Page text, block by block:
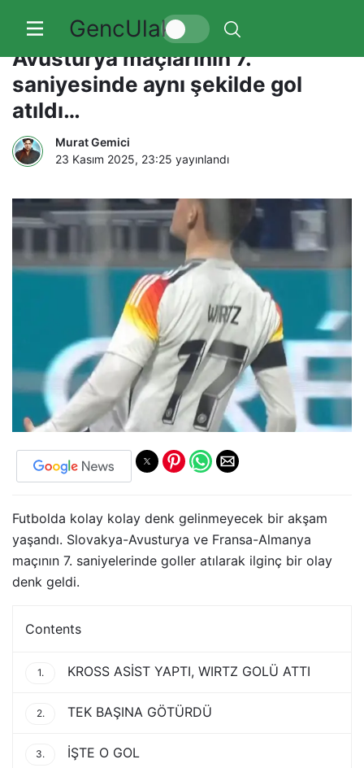
GencUlak
Futbolda tarihi gece! Almanya ve
Avusturya maçlarının 7.
saniyesinde aynı şekilde gol
atıldı…
Murat Gemici
23 Kasım 2025, 23:25 yayınlandı
Futbolda kolay kolay denk gelinmeyecek bir akşam
yaşandı. Slovakya-Avusturya ve Fransa-Almanya
maçının 7. saniyelerinde goller atılarak ilginç bir olay
denk geldi.
Contents
1. KROSS ASİST YAPTI, WIRTZ GOLÜ ATTI
2. TEK BAŞINA GÖTÜRDÜ
3. İŞTE O GOL